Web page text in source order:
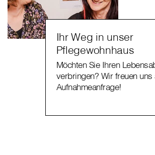
Ihr Weg in unser
Pflegewohnhaus
Möchten Sie Ihren
verbringen? Wir freuen uns
Aufnahmeanfrage!